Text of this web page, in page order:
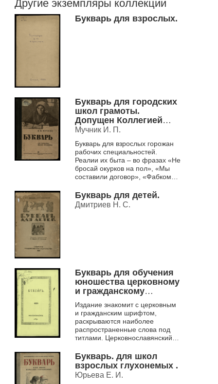
Другие экземпляры коллекции
Букварь для взрослых.
Букварь для городских
школ грамоты.
Допущен Коллегией
НКП РСФСР.
Мучник И. П.
Букварь для взрослых горожан
рабочих специальностей.
Реалии их быта – во фразах «Не
бросай окурков на пол», «Мы
составили договор», «Фабком
столовой». В учебник
интегрированы св...
Букварь для детей.
Дмитриев Н. С.
Букварь для обучения
юношества церковному
и гражданскому
чтению.
Издание знакомит с церковным
и гражданским шрифтом,
раскрываются наиболее
распространенные слова под
титлами. Церковнославянский
образцах молитвословий,
гражданский – н...
Букварь. для школ
взрослых глухонемых .
Юрьева Е. И.